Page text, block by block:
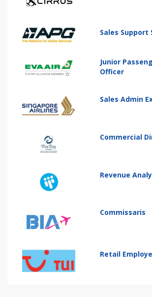
Sales Support
Junior
Officer
Sales Admin
Commercial
Revenue
Commissaris
Retail